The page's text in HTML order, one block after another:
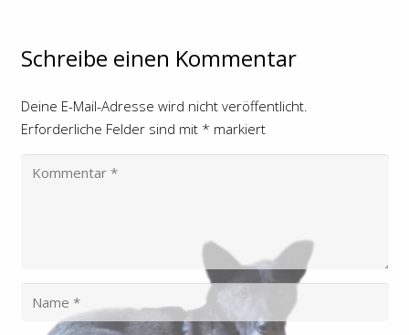
Schreibe einen Kommentar
Deine E-Mail-Adresse wird nicht veröffentlicht.
Erforderliche Felder sind mit * markiert